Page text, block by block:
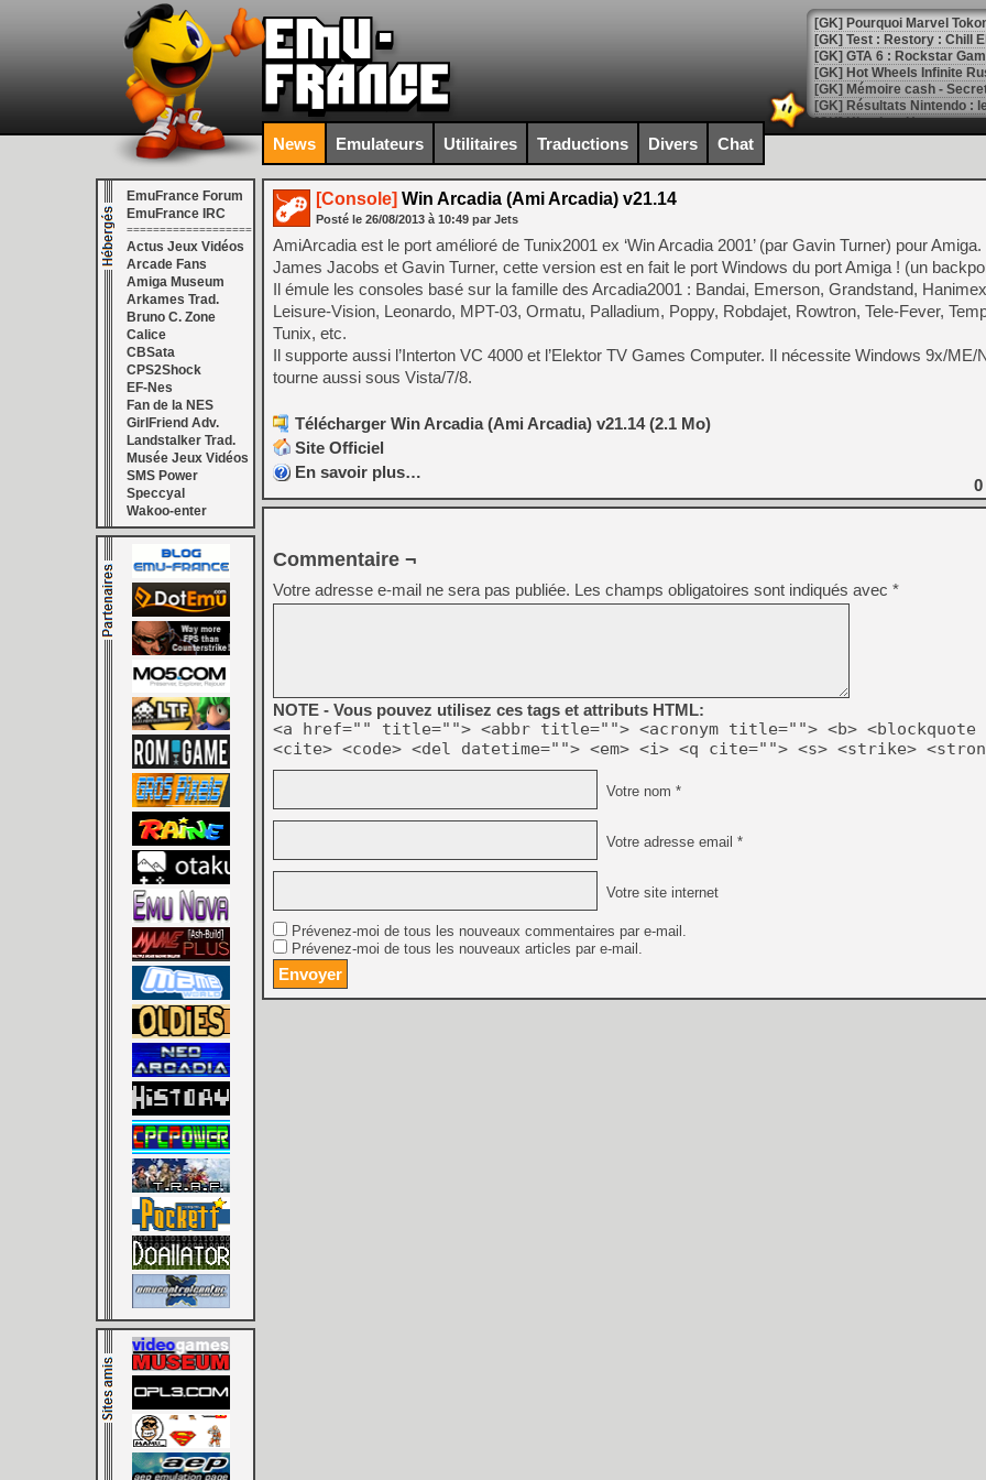
[GK] Pourquoi Marvel
[GK] Test : Restory : Chill
[GK] GTA 6 : Rockstar
[GK] Hot Wheels Infinite
[GK] Mémoire cash -
[GK] Résultats Nintendo :
[GK] Déjà des
[Mo5] Brickboy cherche à
[GK] Minecraft et ses «
[GK] Beast of
[GK] Ubisoft : fin de partie
[GK] Mémoire cash -
[GK] Dan Houser (GTA)
[GK] Comment EA Sports
[GK] Crimson Moon : un
[GK] Isle of Reveries : le
[GK] Moonlighter 2 : The
[GK] Capcom relance
[Mo5] Deux inédits du
[GK] Le beat'em up The
[GK] Endless Legend 2 :
[LS] [PS5] Le WebKit
[GK] Oubliez Crazy Taxi,
[LS] [Switch] NSZ 5.0.0
[GK] No More Room in
[GK] Un chatbot Atelier
[GK] Mémoire cash -
[GK] Nvidia : le prix des
[GK] Suikoden Star Leap
[Mo5] La mini borne
News Emulateurs Utilitaires Traductions Divers Chat
EmuFrance Forum
EmuFrance IRC
===================
Actus Jeux Vidéos
Arcade Fans
Amiga Museum
Arkames Trad.
Bruno C. Zone
Calice
CBSata
CPS2Shock
EF-Nes
Fan de la NES
GirlFriend Adv.
Landstalker Trad.
Musée Jeux Vidéos
SMS Power
Speccyal
Wakoo-enter
[Console] Win Arcadia (Ami Arcadia) v21.14
Posté le 26/08/2013 à 10:49 par Jets
AmiArcadia est le port amélioré de Tunix2001 ex ‘Win Arcadia 2001’ (par Gavin Turner) pour
James Jacobs et Gavin Turner, cette version est en fait le port Windows du port Amiga ! (un
Il émule les consoles basé sur la famille des Arcadia2001 : Bandai, Emerson, Grandstand,
Leisure-Vision, Leonardo, MPT-03, Ormatu, Palladium, Poppy, Robdajet, Rowtron, Tele-Fever,
Tunix, etc.
Il supporte aussi l’Interton VC 4000 et l’Elektor TV Games Computer. Il nécessite Windows 9x/ME/
tourne aussi sous Vista/7/8.
Télécharger Win Arcadia (Ami Arcadia) v21.14 (2.1 Mo)
Site Officiel
En savoir plus…
0
Commentaire ¬
Votre adresse e-mail ne sera pas publiée. Les champs obligatoires sont indiqués avec *
NOTE - Vous pouvez utilisez ces tags et attributs HTML:
<a href="" title=""> <abbr title=""> <acronym title=""> <b> <blockquote
<cite> <code> <del datetime=""> <em> <i> <q cite=""> <s> <strike>
Votre nom *
Votre adresse email *
Votre site internet
Prévenez-moi de tous les nouveaux commentaires par e-mail.
Prévenez-moi de tous les nouveaux articles par e-mail.